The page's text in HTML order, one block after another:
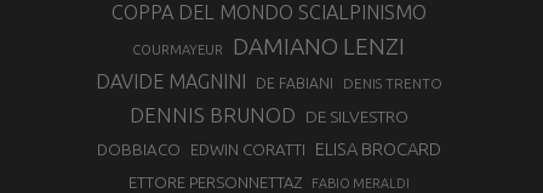
COPPA DEL MONDO SCIALPINISMO
COURMAYEUR DAMIANO LENZI
DAVIDE MAGNINI DE FABIANI DENIS TRENTO
DENNIS BRUNOD DE SILVESTRO
DOBBIACO EDWIN CORATTI ELISA BROCARD
ETTORE PERSONNETTAZ FABIO MERALDI